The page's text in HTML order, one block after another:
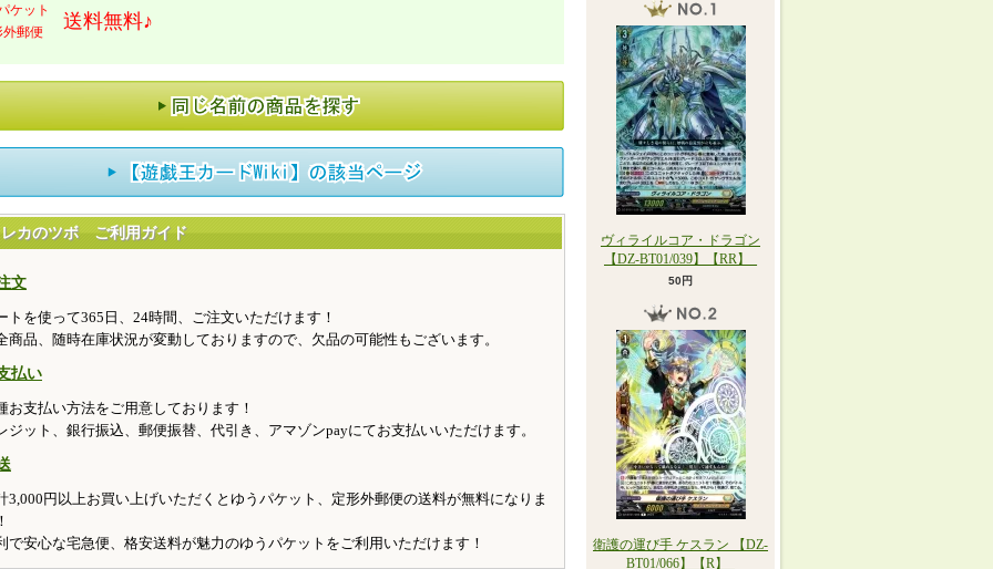
ケット
外郵便
送料無料♪
カのツボ ご利用ガイド
文
トを使って365日、24時間、ご注文いただけます！
品、随時在庫状況が変動しておりますので、欠品の可能性もございます。
払い
お支払い方法をご用意しております！
ジット、銀行振込、郵便振替、代引き、アマゾンpayにてお支払いいただけます。
3,000円以上お買い上げいただくとゆうパケット、定形外郵便の送料が無料になりま
で安心な宅急便、格安送料が魅力のゆうパケットをご利用いただけます！
ヴィライルコア・ドラゴン
【DZ-BT01/039】【RR】_
50円
衛護の運び手 ケスラン 【DZ-
BT01/066】【R】_